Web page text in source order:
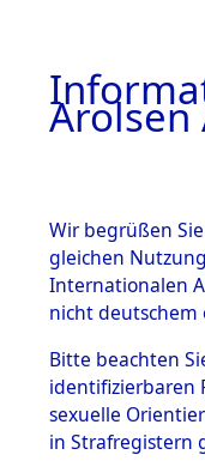
BESTÄNDE
1.
mente
1.2.9 Beim
verwahrte
Arolsen
Wir begrüßen
gleichen
Internationalen
nicht deutschem
Bitte beachten
identifizierbaren
sexuelle
in Strafregistern